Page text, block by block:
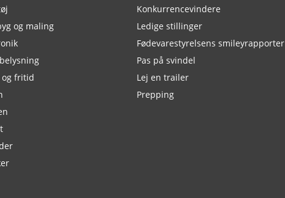
og maling
og fritid
Konkurrencevindere
Ledige stillinger
Fødevarestyrelsens smileyrapporter
Pas på svindel
Lej en trailer
Prepping